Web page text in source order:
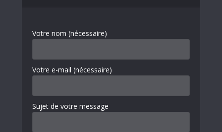
Votre nom (nécessaire)
Votre e-mail (nécessaire)
Sujet de votre message